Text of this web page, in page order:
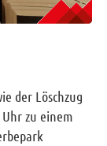
der Löschzug
zu einem